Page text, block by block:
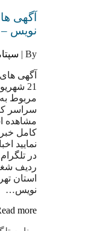
آگهی
نویس – 21 شهریور 95
By | سپتامبر
آگهی
مربوط
سراسر
مشاهده
کامل
نمایید
ردیف
استان
نویس…
more »